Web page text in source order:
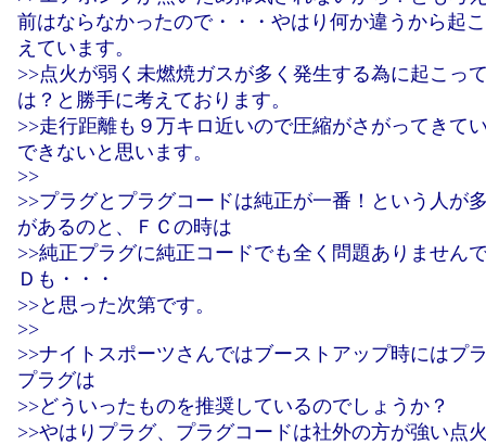
前はならなかったので・・・やはり何か違うから起
えています。
>>点火が弱く未燃焼ガスが多く発生する為に起こっ
は？と勝手に考えております。
>>走行距離も９万キロ近いので圧縮がさがってきて
できないと思います。
>>
>>プラグとプラグコードは純正が一番！という人が
があるのと、ＦＣの時は
>>純正プラグに純正コードでも全く問題ありません
Ｄも・・・
>>と思った次第です。
>>
>>ナイトスポーツさんではブーストアップ時にはプ
プラグは
>>どういったものを推奨しているのでしょうか？
>>やはりプラグ、プラグコードは社外の方が強い点